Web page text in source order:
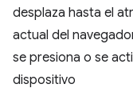
desplaza hasta el
actual del
se presiona o se
dispositivo